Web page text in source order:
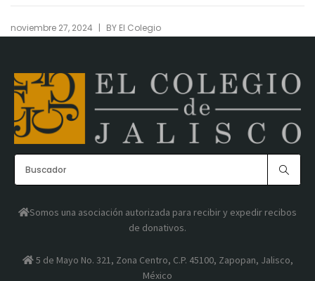
noviembre 27, 2024 | BY El Colegio
Somos una asociación autorizada para recibir y expedir recibos
de donativos.
5 de Mayo No. 321, Zona Centro, C.P. 45100, Zapopan, Jalisco,
México